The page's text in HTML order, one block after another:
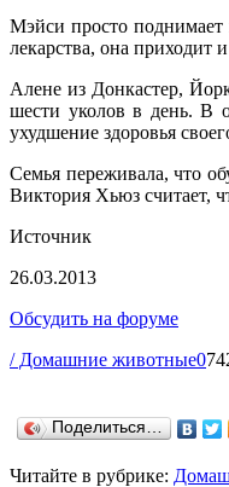
Мэйси просто поднимает
лекарства, она приходит
Алене из Донкастер,
шести уколов в день. В
ухудшение здоровья
Семья переживала, что
Виктория Хьюз считает,
Источник
26.03.2013
Обсудить на форуме
/ Домашние животные0
Поделиться…
Читайте в рубрике: